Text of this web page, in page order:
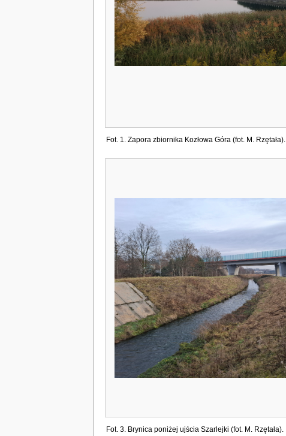
Fot. 1. Zapora zbiornika Kozłowa Góra (fot. M. Rzętała).
Fot. 3. Brynica poniżej ujścia Szarlejki (fot. M. Rzętała).